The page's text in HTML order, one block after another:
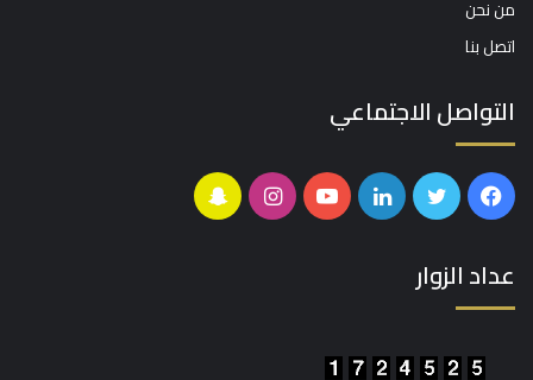
فيديوهات
الشروط والأحكام
اتصل بنا
التواصل الاجتماعي
فيسبوكتويتر
عداد الزوار